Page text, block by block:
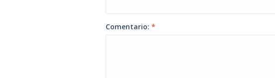
Comentario: *